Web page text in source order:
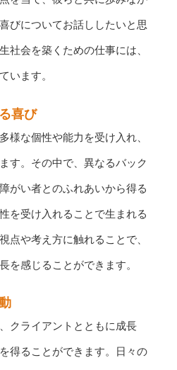
びについてお話ししたいと思
社会を築くための仕事には、
います。
喜び
様な個性や能力を受け入れ、
す。その中で、異なるバック
がい者とのふれあいから得る
を受け入れることで生まれる
点や考え方に触れることで、
を感じることができます。
クライアントとともに成長
得ることができます。日々の